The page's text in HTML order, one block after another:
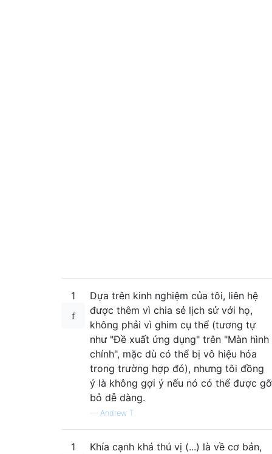
1
Dựa trên kinh nghiệm của tôi, liên hệ
được thêm vì chia sẻ lịch sử với họ,
không phải vì ghim cụ thể (tương tự
như "Đề xuất ứng dụng" trên "Màn hình
chính", mặc dù có thể bị vô hiệu hóa
trong trường hợp đó), nhưng tôi đồng
ý là không gợi ý nếu nó có thể được gỡ
bỏ dễ dàng.
— Andrew T.
1
Khía cạnh khá thú vị (...) là về cơ bản,